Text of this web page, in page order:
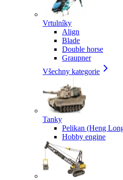
Vrtulníky
Align
Blade
Double horse
Graupner
Všechny kategorie
Tanky
Pelikan (Heng
Hobby engine